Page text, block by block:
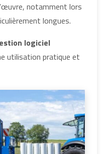
notamment lors
longues.
logiciel
utilisation pratique et